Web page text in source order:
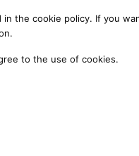
| Powered by
the cookie policy. If you
to the use of cookies.